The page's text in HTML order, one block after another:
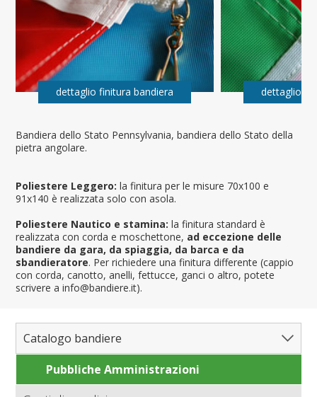
Bandiera dello Stato Pennsylvania, bandiera dello Stato della
pietra angolare.
Poliestere Leggero: la finitura per le misure 70x100 e
91x140 è realizzata solo con asola.
Poliestere Nautico e stamina: la finitura standard è
realizzata con corda e moschettone, ad eccezione delle
bandiere da gara, da spiaggia, da barca e da
sbandieratore. Per richiedere una finitura differente (cappio
con corda, canotto, anelli, fettucce, ganci o altro, potete
scrivere a info@bandiere.it).
dettaglio finitura bandiera dettaglio
Catalogo bandiere
Bandiere del Mondo
Pubbliche Amministrazioni